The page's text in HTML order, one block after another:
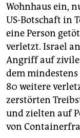
Wohnhaus ein,
US-Botschaft in
eine Person
verletzt. Israel
Angriff auf zivile
dem
80 weitere
zerstörten
und zielten auf
von